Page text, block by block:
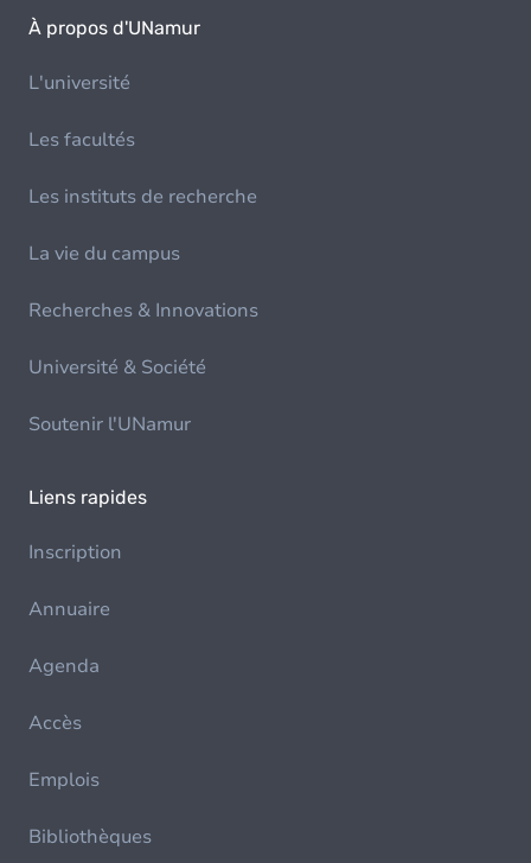
À propos d'UNamur
L'université
Les facultés
Les instituts de recherche
La vie du campus
Recherches & Innovations
Université & Société
Soutenir l'UNamur
Liens rapides
Inscription
Annuaire
Agenda
Accès
Emplois
Bibliothèques